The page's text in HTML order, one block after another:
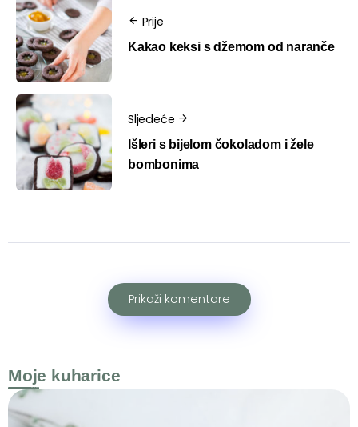
Prije
Kakao keksi s džemom od naranče
Sljedeće
Išleri s bijelom čokoladom i žele
bombonima
Prikaži komentare
Moje kuharice